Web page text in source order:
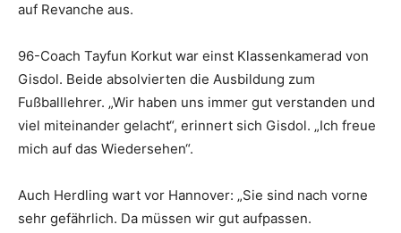
auf Revanche aus.
96-Coach Tayfun Korkut war einst Klassenkamerad von
Gisdol. Beide absolvierten die Ausbildung zum
Fußballlehrer. „Wir haben uns immer gut verstanden und
viel miteinander gelacht“, erinnert sich Gisdol. „Ich freue
mich auf das Wiedersehen“.
Auch Herdling wart vor Hannover: „Sie sind nach vorne
sehr gefährlich. Da müssen wir gut aufpassen.